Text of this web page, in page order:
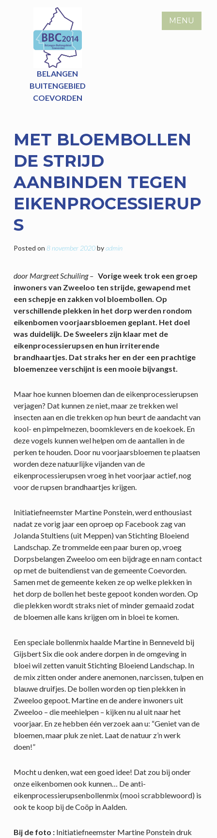
BELANGEN
BUITENGEBIED
COEVORDEN
MENU
MET BLOEMBOLLEN
DE STRIJD
AANBINDEN TEGEN
EIKENPROCESSIERUP
S
Posted on 8 november 2020byadmin
door Margreet Schuiling – Vorige week trok een groep
inwoners van Zweeloo ten strijde, gewapend met
een schepje en zakken vol bloembollen. Op
verschillende plekken in het dorp werden rondom
eikenbomen voorjaarsbloemen geplant. Het doel
was duidelijk. De Sweelers zijn klaar met de
eikenprocessierupsen en hun irriterende
brandhaartjes. Dat straks her en der een prachtige
bloemenzee verschijnt is een mooie bijvangst.
Maar hoe kunnen bloemen dan de eikenprocessierupsen
verjagen? Dat kunnen ze niet, maar ze trekken wel
insecten aan en die trekken op hun beurt de aandacht van
kool- en pimpelmezen, boomklevers en de koekoek. En
deze vogels kunnen wel helpen om de aantallen in de
perken te houden. Door nu voorjaarsbloemen te plaatsen
worden deze natuurlijke vijanden van de
eikenprocessierupsen vroeg in het voorjaar actief, nog
voor de rupsen brandhaartjes krijgen.
Initiatiefneemster Martine Ponstein, werd enthousiast
nadat ze vorig jaar een oproep op Facebook zag van
Jolanda Stultiens (uit Meppen) van Stichting Bloeiend
Landschap. Ze trommelde een paar buren op, vroeg
Dorpsbelangen Zweeloo om een bijdrage en nam contact
op met de buitendienst van de gemeente Coevorden.
Samen met de gemeente keken ze op welke plekken in
het dorp de bollen het beste gepoot konden worden. Op
die plekken wordt straks niet of minder gemaaid zodat
de bloemen alle kans krijgen om in bloei te komen.
Een speciale bollenmix haalde Martine in Benneveld bij
Gijsbert Six die ook andere dorpen in de omgeving in
bloei wil zetten vanuit Stichting Bloeiend Landschap. In
de mix zitten onder andere anemonen, narcissen, tulpen en
blauwe druifjes. De bollen worden op tien plekken in
Zweeloo gepoot. Martine en de andere inwoners uit
Zweeloo – die meehielpen – kijken nu al uit naar het
voorjaar. En ze hebben één verzoek aan u: “Geniet van de
bloemen, maar pluk ze niet. Laat de natuur z’n werk
doen!”
Mocht u denken, wat een goed idee! Dat zou bij onder
onze eikenbomen ook kunnen… De anti-
eikenprocessierupsenbollenmix (mooi scrabblewoord) is
ook te koop bij de Coöp in Aalden.
Bij de foto : Initiatiefneemster Martine Ponstein druk